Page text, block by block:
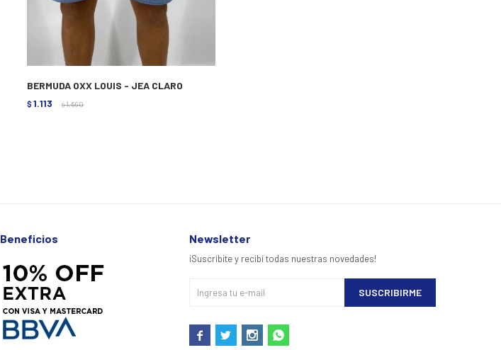
BERMUDA OXX LOUIS - JEA CLARO
$ 1.113 $ 1.590
Beneficios Newsletter
¡Suscribite y recibí todas nuestras novedades!
SUSCRIBIRME
   